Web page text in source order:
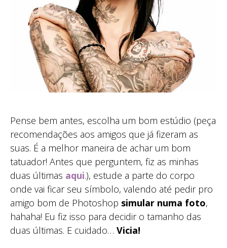
Pense bem antes, escolha um bom estúdio (peça
recomendações aos amigos que já fizeram as
suas. É a melhor maneira de achar um bom
tatuador! Antes que perguntem, fiz as minhas
duas últimas aqui.), estude a parte do corpo
onde vai ficar seu símbolo, valendo até pedir pro
amigo bom de Photoshop simular numa foto,
hahaha! Eu fiz isso para decidir o tamanho das
duas últimas. E cuidado… Vicia!